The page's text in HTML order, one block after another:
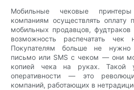
Мобильные чековые
компаниям осуществлять оплату
мобильных продавцов, фудтраков
возможность распечатать чек
Покупателям больше не нужно
письмо или SMS с чеком — они
копией чека на руках. Такой
оперативности — это
компаний, работающих в